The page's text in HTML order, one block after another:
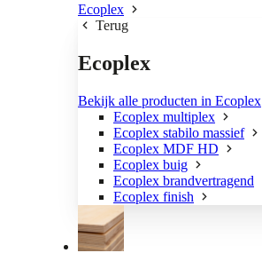
Ecoplex
Terug
Ecoplex
Bekijk alle producten in Ecoplex
Ecoplex multiplex
Ecoplex stabilo massief
Ecoplex MDF HD
Ecoplex buig
Ecoplex brandvertragend
Ecoplex finish